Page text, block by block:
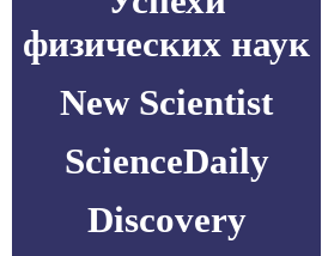
физических наук
New Scientist
ScienceDaily
Discovery